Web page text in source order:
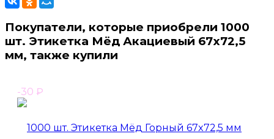
Покупатели, которые приобрели 1000
шт. Этикетка Мёд Акациевый 67x72,5
мм, также купили
-30 ₽